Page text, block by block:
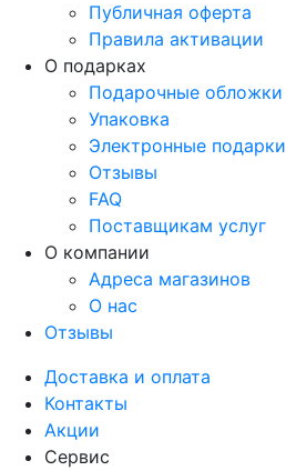
Публичная оферта
Правила активации
О подарках
Подарочные обложки
Упаковка
Электронные подарки
Отзывы
FAQ
Поставщикам услуг
О компании
Адреса магазинов
О нас
Отзывы
Доставка и оплата
Контакты
Акции
Сервис